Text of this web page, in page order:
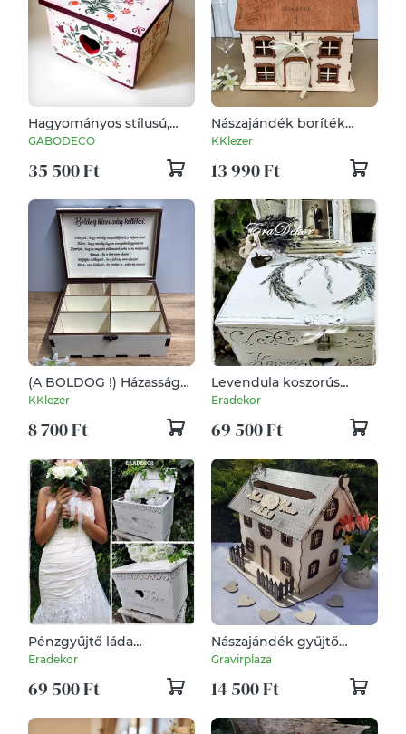
Hagyományos stílusú,
mesés hangulatú,
tulipános festett fa
ládikó, magyar
motívumos tulipános
láda
GABODECO
35 500 Ft
Nászajándék boríték
NAGY 32x32 gyűjtő
KKlezer
13 990 Ft
(A BOLDOG !) Házasság
kellékei
KKlezer
8 700 Ft
Levendula koszorús
pénzgyűjtő láda
Eradekor
69 500 Ft
Pénzgyűjtő láda
esküvőre
Eradekor
69 500 Ft
Nászajándék gyűjtő
házikó
Gravirplaza
14 500 Ft